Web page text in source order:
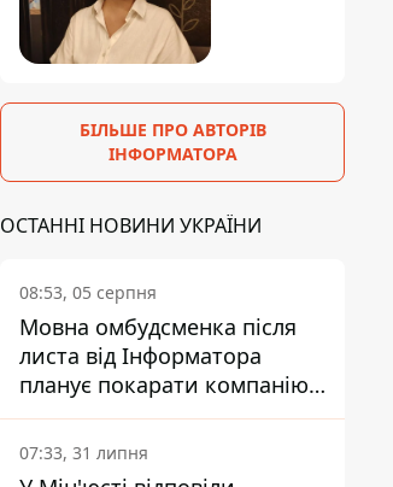
БІЛЬШЕ ПРО АВТОРІВ
ІНФОРМАТОРА
ОСТАННІ НОВИНИ УКРАЇНИ
08:53, 05 серпня
Мовна омбудсменка після
листа від Інформатора
планує покарати компанію-
підрядника ПриватБанку
07:33, 31 липня